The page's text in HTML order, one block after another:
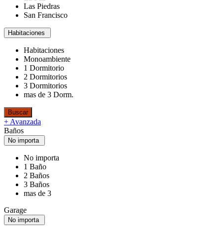
Las Piedras
San Francisco
Habitaciones
Habitaciones
Monoambiente
1 Dormitorio
2 Dormitorios
3 Dormitorios
mas de 3 Dorm.
+ Avanzada
Baños
No importa
No importa
1 Baño
2 Baños
3 Baños
mas de 3
Garage
No importa